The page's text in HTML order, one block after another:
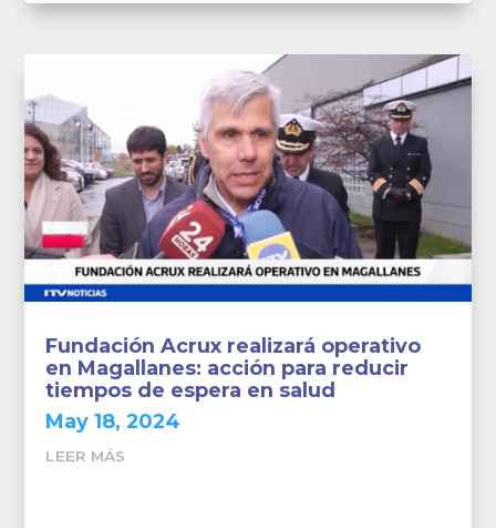
Fundación Acrux realizará operativo
en Magallanes: acción para reducir
tiempos de espera en salud
May 18, 2024
LEER MÁS